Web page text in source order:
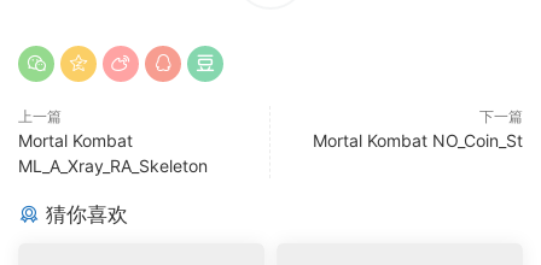
上一篇
Mortal Kombat
ML_A_Xray_RA_Skeleton
下一篇
Mortal Kombat NO_Coin_St
猜你喜欢